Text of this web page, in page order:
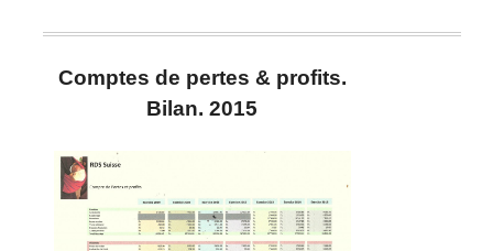
Comptes de pertes & profits.
Bilan. 2015